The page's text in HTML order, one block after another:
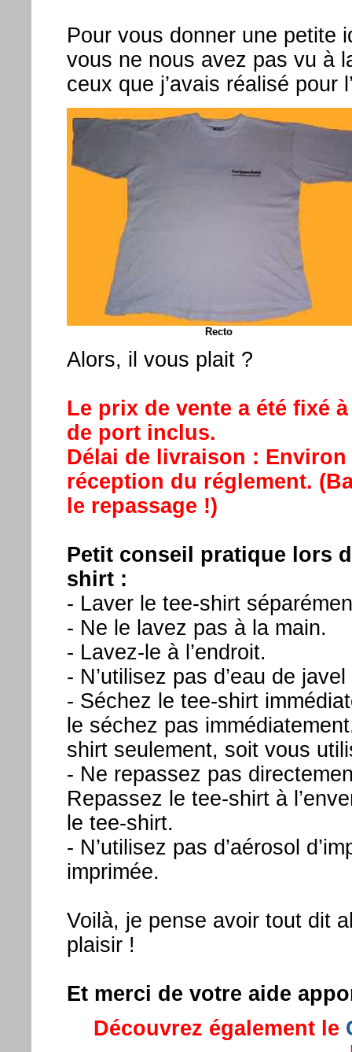
Pour vous donner une petite
vous ne nous avez pas vu à
ceux que j’avais réalisé pour
Recto
Alors, il vous plait ?
Le prix de vente a été fixé
de port inclus.
Délai de livraison :
réception du réglement.
le repassage !)
Petit conseil pratique lors
shirt :
- Laver le tee-shirt
- Ne le lavez pas à la main.
- Lavez-le à l’endroit.
- N’utilisez pas d’eau de
- Séchez le tee-shirt
le séchez pas
shirt seulement, soit vous
- Ne repassez pas
Repassez le tee-shirt à
le tee-shirt.
- N’utilisez pas d’aérosol
imprimée.
Voilà, je pense avoir tout dit
plaisir !
Et merci de votre aide
Découvrez également le